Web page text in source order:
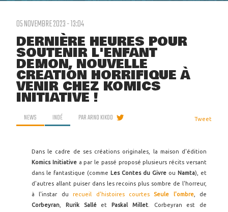
05 NOVEMBRE 2023 - 13:04
DERNIÈRE HEURES POUR
SOUTENIR L'ENFANT
DÉMON, NOUVELLE
CRÉATION HORRIFIQUE À
VENIR CHEZ KOMICS
INITIATIVE !
NEWS INDÉ PARARNO KIKOO Tweet
Dans le cadre de ses créations originales, la maison d'édition
Komics Initiative a par le passé proposé plusieurs récits versant
dans le fantastique (comme Les Contes du Givre ou Namta), et
d'autres allant puiser dans les recoins plus sombre de l'horreur,
à l'instar durecueil d'histoires courtes Seule l'ombre, de
Corbeyran
Rurik Sallé et Paskal Millet. Corbeyran est de